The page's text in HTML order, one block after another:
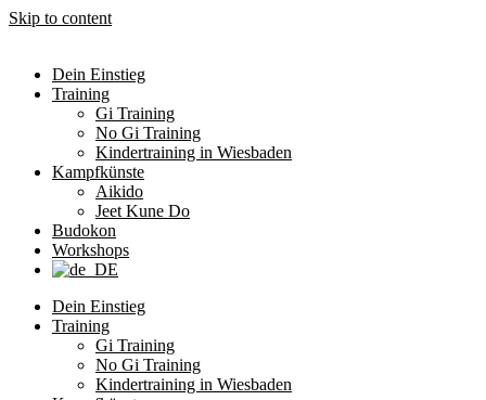
Skip to content
Dein Einstieg
Training
Gi Training
No Gi Training
Kindertraining in Wiesbaden
Kampfkünste
Aikido
Jeet Kune Do
Budokon
Workshops
Dein Einstieg
Training
Gi Training
No Gi Training
Kindertraining in Wiesbaden